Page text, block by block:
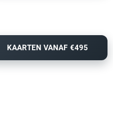
KAARTEN VANAF €495